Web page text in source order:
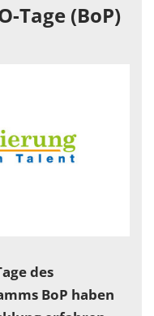
Tage (BoP)
des
BoP haben